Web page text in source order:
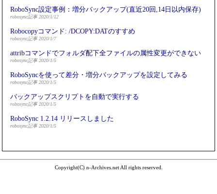
RoboSync設定事例：増分バックアップ(直近20回,14日以内保存)
robosync記事 2020/1/12
Robocopyコマンド: /DCOPY:DATのすすめ
robosync記事 2020/1/7
attribコマンドでフォルダ配下全ファイルの属性変更ができない
robosync記事 2020/1/5
RoboSyncを使って差分・増分バックアップを設定してみる
robosync記事 2020/1/5
バックアップスクリプトを自動で実行する
robosync記事 2020/1/5
RoboSync 1.2.14 リリースしました
robosync記事 2020/1/5
Copyright(C) n-Archives.net All rights reserved.